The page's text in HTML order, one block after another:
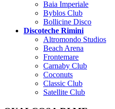
Baia Imperiale
Byblos Club
Bollicine Disco
Discoteche Rimini
Altromondo Studios
Beach Arena
Frontemare
Carnaby Club
Coconuts
Classic Club
Satellite Club